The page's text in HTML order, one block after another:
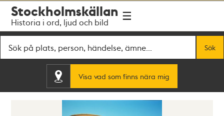
navigationen
huvudinnehållet
Stockholmskällan
Historia i ord, ljud och bild
Sök
Visa vad som finns nära mig